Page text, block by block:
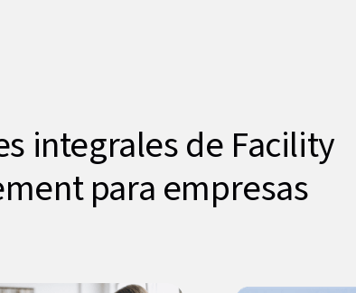
integrales de Facility
para empresas